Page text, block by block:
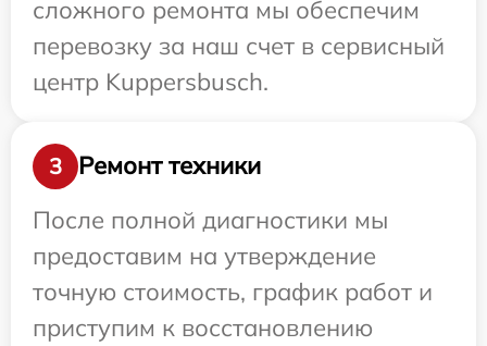
сложного ремонта мы обеспечим
перевозку за наш счет в сервисный
центр Kuppersbusch.
3
Ремонт техники
После полной диагностики мы
предоставим на утверждение
точную стоимость, график работ и
приступим к восстановлению